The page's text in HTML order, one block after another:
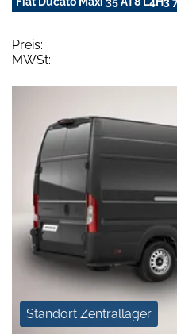
Preis:
MWSt:
Standort Zentrallager